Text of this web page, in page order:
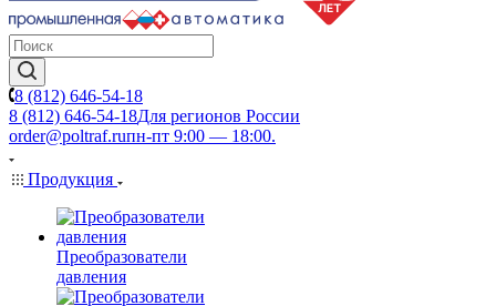
8 (812) 646-54-18
8 (812) 646-54-18Для регионов России
order@poltraf.ruпн-пт 9:00 — 18:00.
Продукция
Преобразователи
давления